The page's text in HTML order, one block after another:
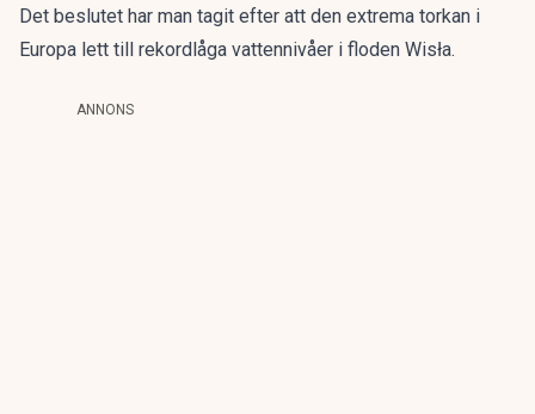
Det beslutet har man tagit efter att den extrema torkan i
Europa lett till rekordlåga vattennivåer i floden Wisła.
ANNONS